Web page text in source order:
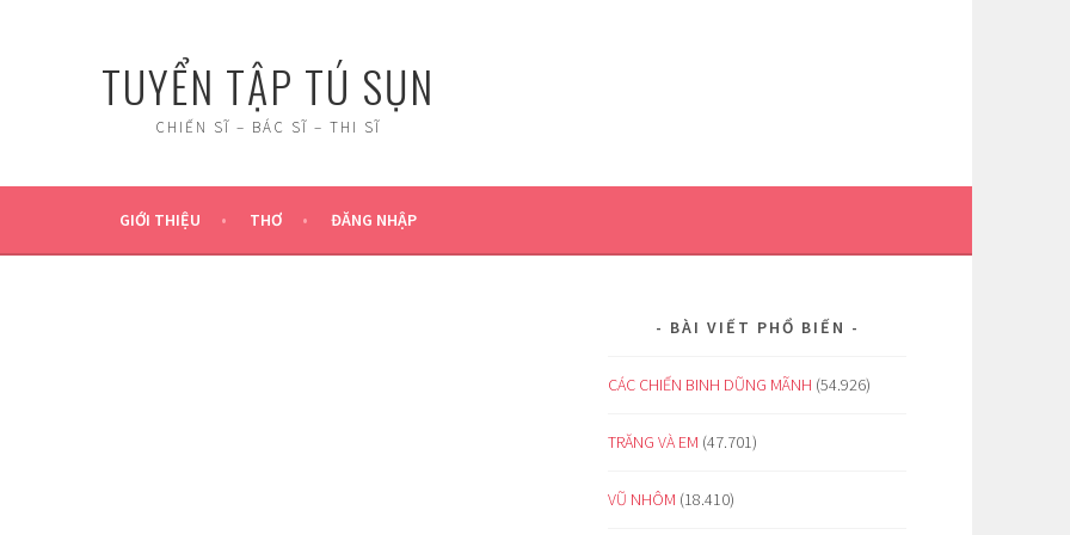
TUYỂN TẬP TÚ SỤN
CHIẾN SĨ – BÁC SĨ – THI SĨ
GIỚI THIỆU THƠ ĐĂNG NHẬP
BÀI VIẾT PHỔ BIẾN
CÁC CHIẾN BINH DŨNG MÃNH (54.926)
TRĂNG VÀ EM (47.701)
VŨ NHÔM (18.410)